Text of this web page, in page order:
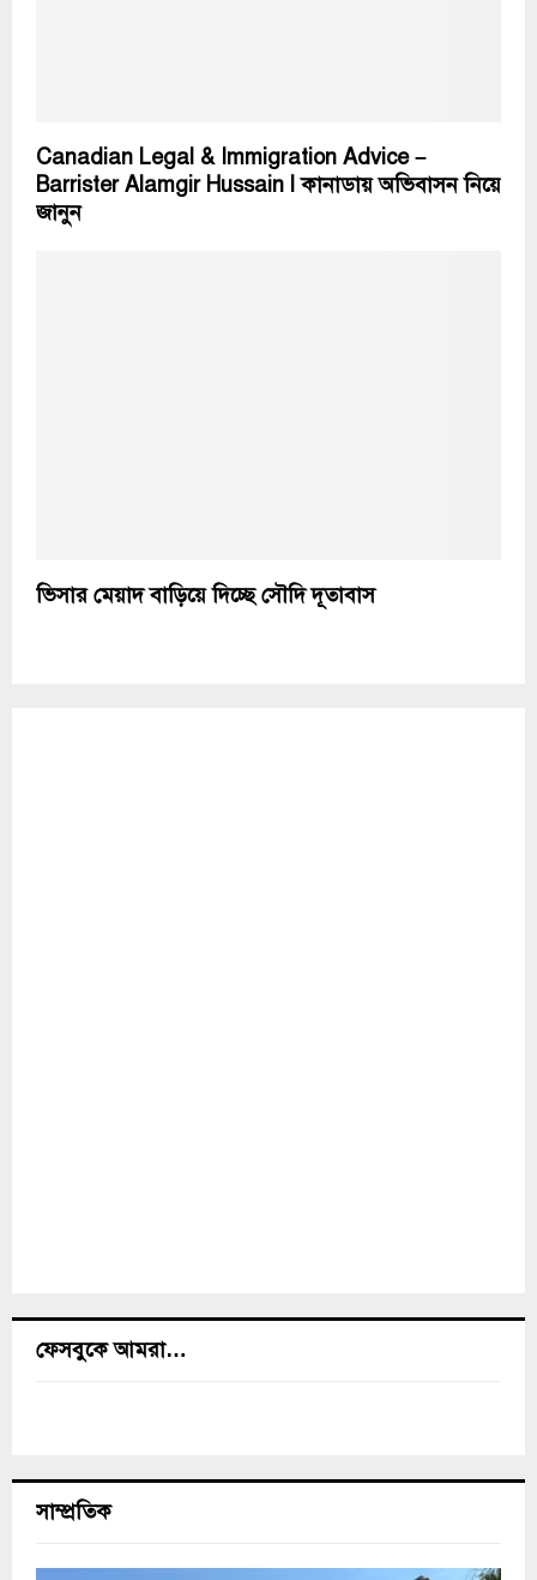
Canadian Legal & Immigration Advice –
Barrister Alamgir Hussain l কানাডায় অভিবাসন নিয়ে
জানুন
ভিসার মেয়াদ বাড়িয়ে দিচ্ছে সৌদি দূতাবাস
ফেসবুকে আমরা…
সাম্প্রতিক